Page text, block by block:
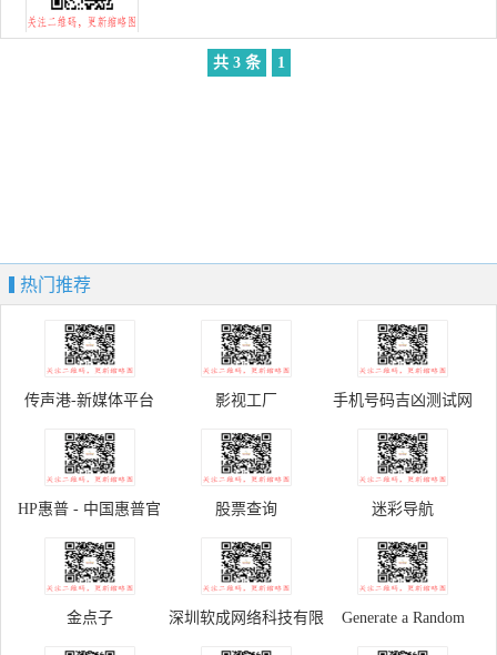
共 3 条 1
热门推荐
传声港-新媒体平台 影视工厂 手机号码吉凶测试网
HP惠普 - 中国惠普官
方商城
股票查询 迷彩导航
金点子 深圳软成网络科技有限 Generate a Random